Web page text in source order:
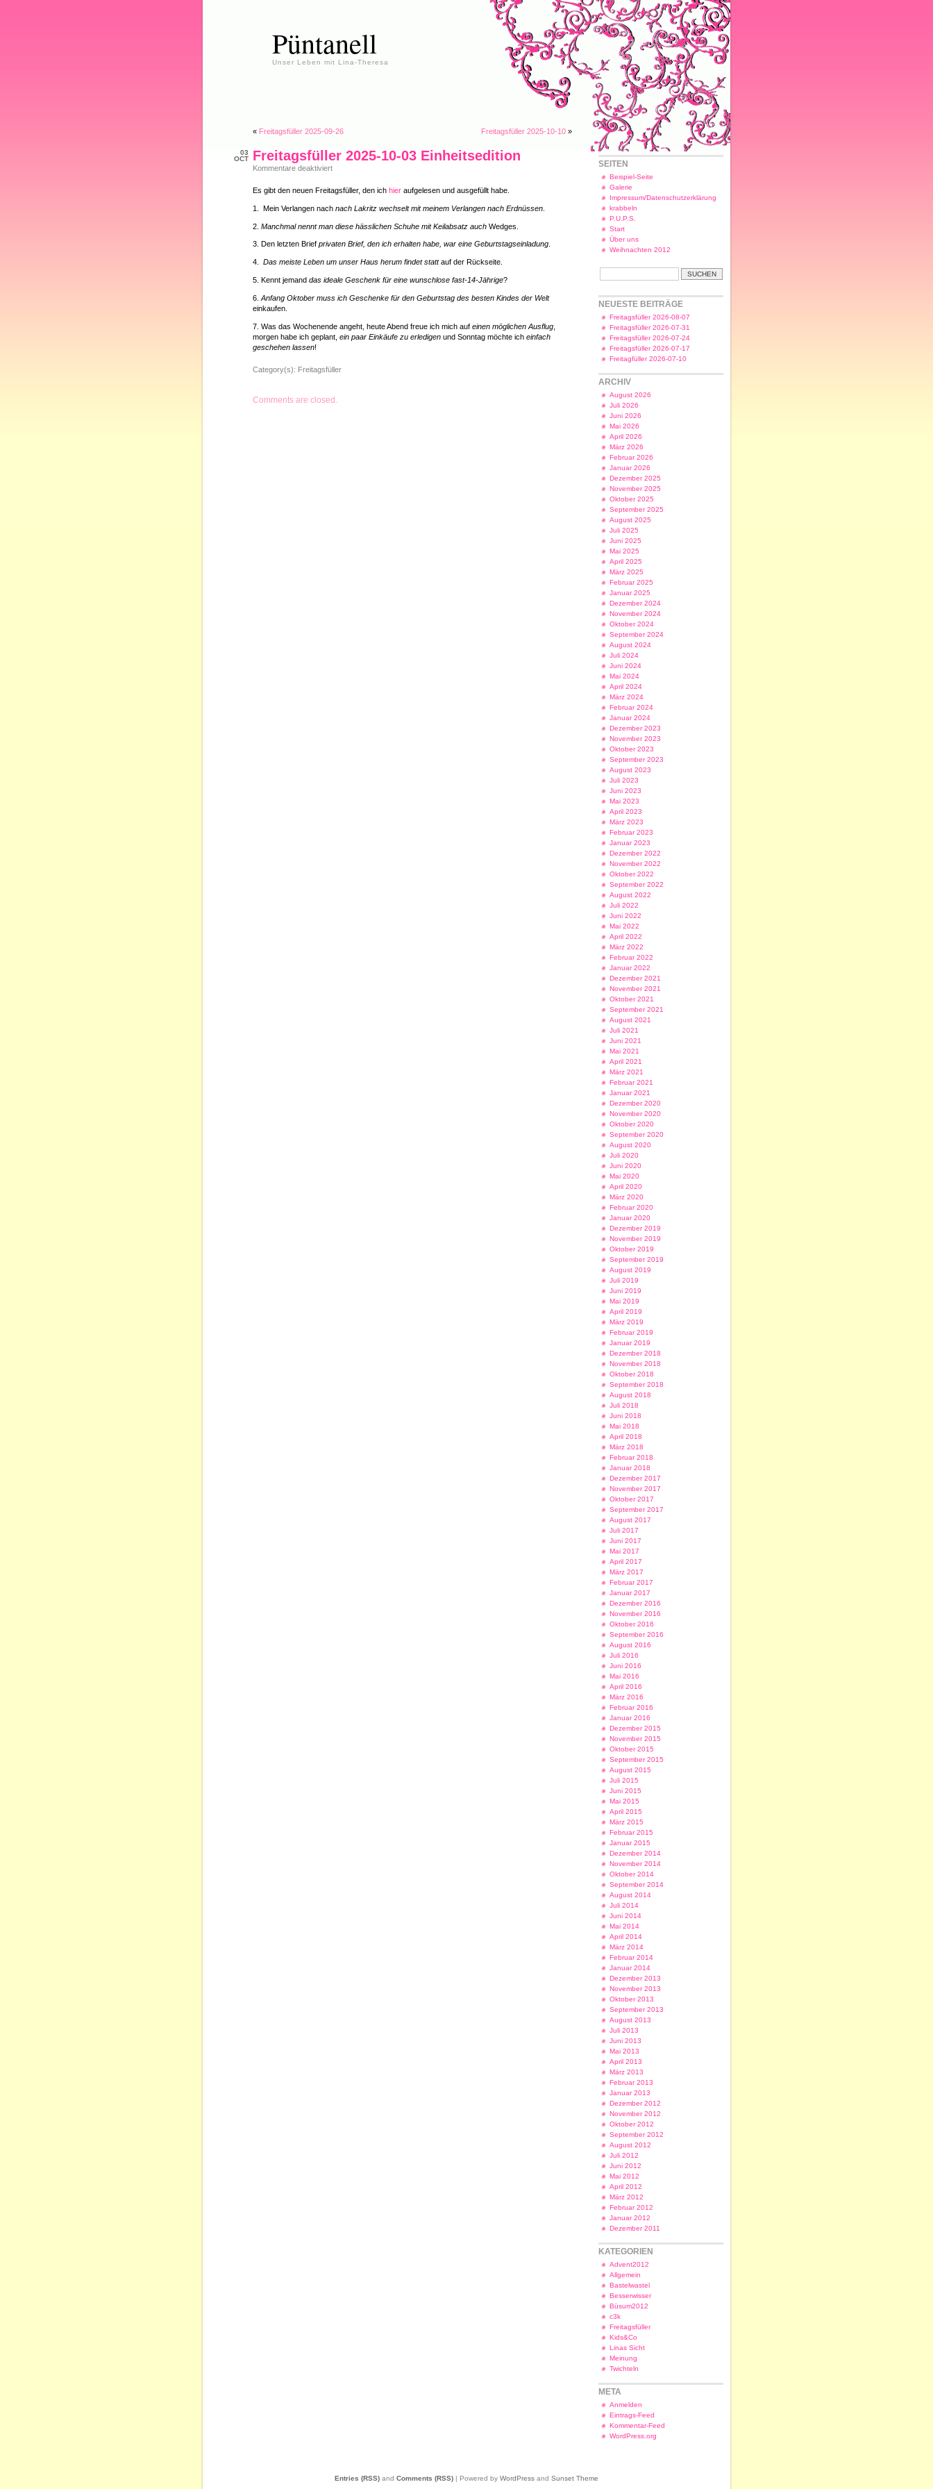
Püntanell
Unser Leben mit Lina-Theresa
« Freitagsfüller 2025-09-26 Freitagsfüller 2025-10-10 »
03
OCT
Freitagsfüller 2025-10-03 Einheitsedition
Kommentare deaktiviertfür
10-
Einheitsedition
Es gibt den neuen Freitagsfüller, den ich hier aufgelesen und ausgefüllt habe.
1. Mein Verlangen nach nach Lakritz wechselt mit meinem Verlangen nach Erdnüssen
2. Manchmal nennt man diese hässlichen Schuhe mit Keilabsatz auch Wedges.
3. Den letzten Brief privaten Brief, den ich erhalten habe, war eine Geburtstagseinladung
4. Das meiste Leben um unser Haus herum findet stattauf der Rückseite.
5. Kennt jemand das ideale Geschenk für eine wunschlose fast-14-Jährige?
6. Anfang Oktober muss ich Geschenke für den Geburtstag des besten Kindes der Welt
einkaufen.
7. Was das Wochenende angeht, heute Abend freue ich mich auf einen möglichen Ausflug
morgen habe ich geplant, ein paar Einkäufe zu erledigen und Sonntag möchte ich einfach
geschehen lassen!
Category(s): Freitagsfüller
Comments are closed.
SEITEN
Beispiel-Seite
Galerie
Impressum/Datenschutzerklärung
krabbeln
P.U.P.S.
Start
Über uns
Weihnachten 2012
NEUESTE BEITRÄGE
Freitagsfüller 2026-08-07
Freitagsfüller 2026-07-31
Freitagsfüller 2026-07-24
Freitagsfüller 2026-07-17
Freitagfüller 2026-07-10
ARCHIV
August 2026
Juli 2026
Juni 2026
Mai 2026
April 2026
März 2026
Februar 2026
Januar 2026
Dezember 2025
November 2025
Oktober 2025
September 2025
August 2025
Juli 2025
Juni 2025
Mai 2025
April 2025
März 2025
Februar 2025
Januar 2025
Dezember 2024
November 2024
Oktober 2024
September 2024
August 2024
Juli 2024
Juni 2024
Mai 2024
April 2024
März 2024
Februar 2024
Januar 2024
Dezember 2023
November 2023
Oktober 2023
September 2023
August 2023
Juli 2023
Juni 2023
Mai 2023
April 2023
März 2023
Februar 2023
Januar 2023
Dezember 2022
November 2022
Oktober 2022
September 2022
August 2022
Juli 2022
Juni 2022
Mai 2022
April 2022
März 2022
Februar 2022
Januar 2022
Dezember 2021
November 2021
Oktober 2021
September 2021
August 2021
Juli 2021
Juni 2021
Mai 2021
April 2021
März 2021
Februar 2021
Januar 2021
Dezember 2020
November 2020
Oktober 2020
September 2020
August 2020
Juli 2020
Juni 2020
Mai 2020
April 2020
März 2020
Februar 2020
Januar 2020
Dezember 2019
November 2019
Oktober 2019
September 2019
August 2019
Juli 2019
Juni 2019
Mai 2019
April 2019
März 2019
Februar 2019
Januar 2019
Dezember 2018
November 2018
Oktober 2018
September 2018
August 2018
Juli 2018
Juni 2018
Mai 2018
April 2018
März 2018
Februar 2018
Januar 2018
Dezember 2017
November 2017
Oktober 2017
September 2017
August 2017
Juli 2017
Juni 2017
Mai 2017
April 2017
März 2017
Februar 2017
Januar 2017
Dezember 2016
November 2016
Oktober 2016
September 2016
August 2016
Juli 2016
Juni 2016
Mai 2016
April 2016
März 2016
Februar 2016
Januar 2016
Dezember 2015
November 2015
Oktober 2015
September 2015
August 2015
Juli 2015
Juni 2015
Mai 2015
April 2015
März 2015
Februar 2015
Januar 2015
Dezember 2014
November 2014
Oktober 2014
September 2014
August 2014
Juli 2014
Juni 2014
Mai 2014
April 2014
März 2014
Februar 2014
Januar 2014
Dezember 2013
November 2013
Oktober 2013
September 2013
August 2013
Juli 2013
Juni 2013
Mai 2013
April 2013
März 2013
Februar 2013
Januar 2013
Dezember 2012
November 2012
Oktober 2012
September 2012
August 2012
Juli 2012
Juni 2012
Mai 2012
April 2012
März 2012
Februar 2012
Januar 2012
Dezember 2011
KATEGORIEN
Advent2012
Allgemein
Bastelwastel
Besserwisser
Büsum2012
c3k
Freitagsfüller
Kids&Co
Linas Sicht
Meinung
Twichteln
META
Anmelden
Eintrags-Feed
Kommentar-Feed
WordPress.org
Entries (RSS) and Comments (RSS) | Powered by WordPress and Sunset Theme